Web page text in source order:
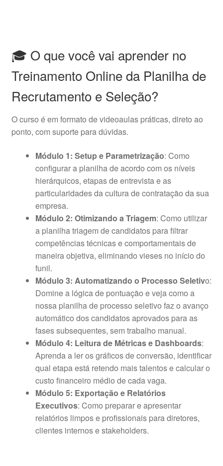
🎓 O que você vai aprender no
Treinamento Online da Planilha de
Recrutamento e Seleção?
O curso é em formato de videoaulas práticas, direto ao
ponto, com suporte para dúvidas.
Módulo 1: Setup e Parametrização: Como
configurar a planilha de acordo com os níveis
hierárquicos, etapas de entrevista e as
particularidades da cultura de contratação da sua
empresa.
Módulo 2: Otimizando a Triagem: Como utilizar
a planilha triagem de candidatos para filtrar
competências técnicas e comportamentais de
maneira objetiva, eliminando vieses no início do
funil.
Módulo 3: Automatizando o Processo Seletivo:
Domine a lógica de pontuação e veja como a
nossa planilha de processo seletivo faz o avanço
automático dos candidatos aprovados para as
fases subsequentes, sem trabalho manual.
Módulo 4: Leitura de Métricas e Dashboards:
Aprenda a ler os gráficos de conversão, identificar
qual etapa está retendo mais talentos e calcular o
custo financeiro médio de cada vaga.
Módulo 5: Exportação e Relatórios
Executivos: Como preparar e apresentar
relatórios limpos e profissionais para diretores,
clientes internos e stakeholders.